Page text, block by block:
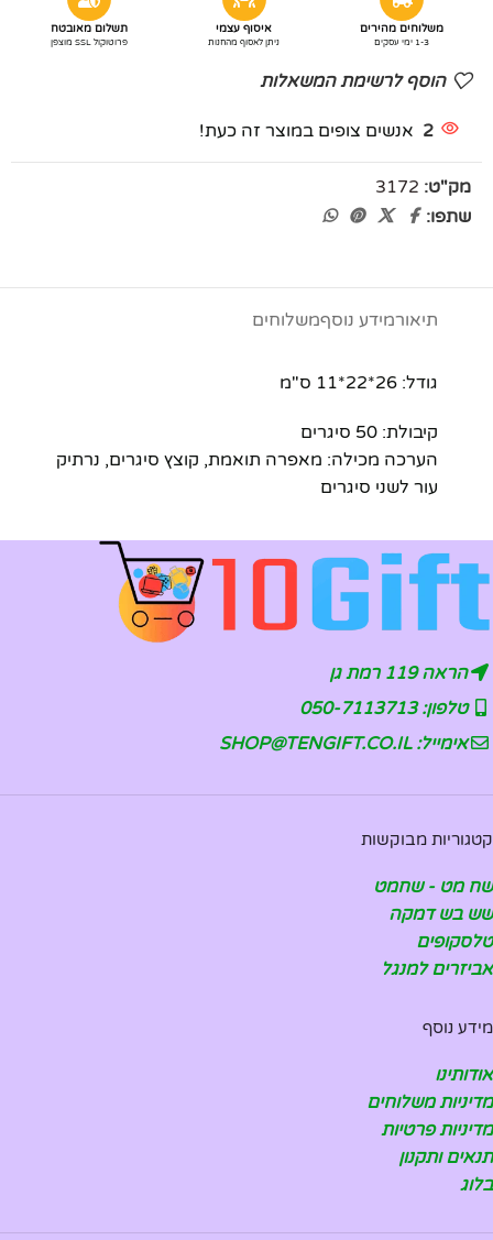
משלוחים מהירים
1-3 ימי עסקים
איסוף עצמי
ניתן לאסוף מהחנות
תשלום מאובטח
פרוטוקול SSL מוצפן
הוסף לרשימת המשאלות
2 אנשים צופים במוצר זה כעת!
מק"ט: 3172
שתפו:
תיאורמידע נוסףמשלוחים
גודל: 26*22*11 ס"מ
קיבולת: 50 סיגרים
הערכה מכילה: מאפרה תואמת, קוצץ סיגרים, נרתיק
עור לשני סיגרים
הראה 119 רמת גן
טלפון: 050-7113713
אימייל: SHOP@TENGIFT.CO.IL
קטגוריות מבוקשות
שח מט - שחמט
שש בש דמקה
טלסקופים
אביזרים למנגל
מידע נוסף
אודותינו
מדיניות משלוחים
מדיניות פרטיות
תנאים ותקנון
בלוג